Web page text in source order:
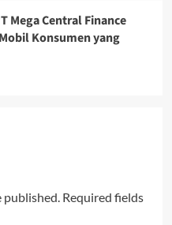
Mega Central Finance
Konsumen yang
published. Required fields